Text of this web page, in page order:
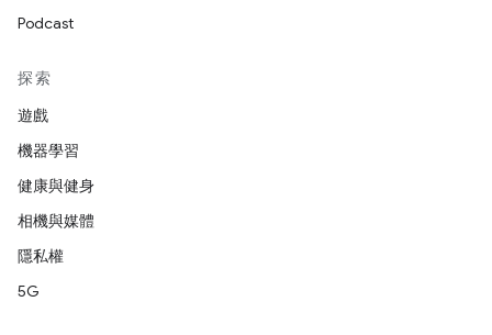
Podcast
探索
遊戲
機器學習
健康與健身
相機與媒體
隱私權
5G